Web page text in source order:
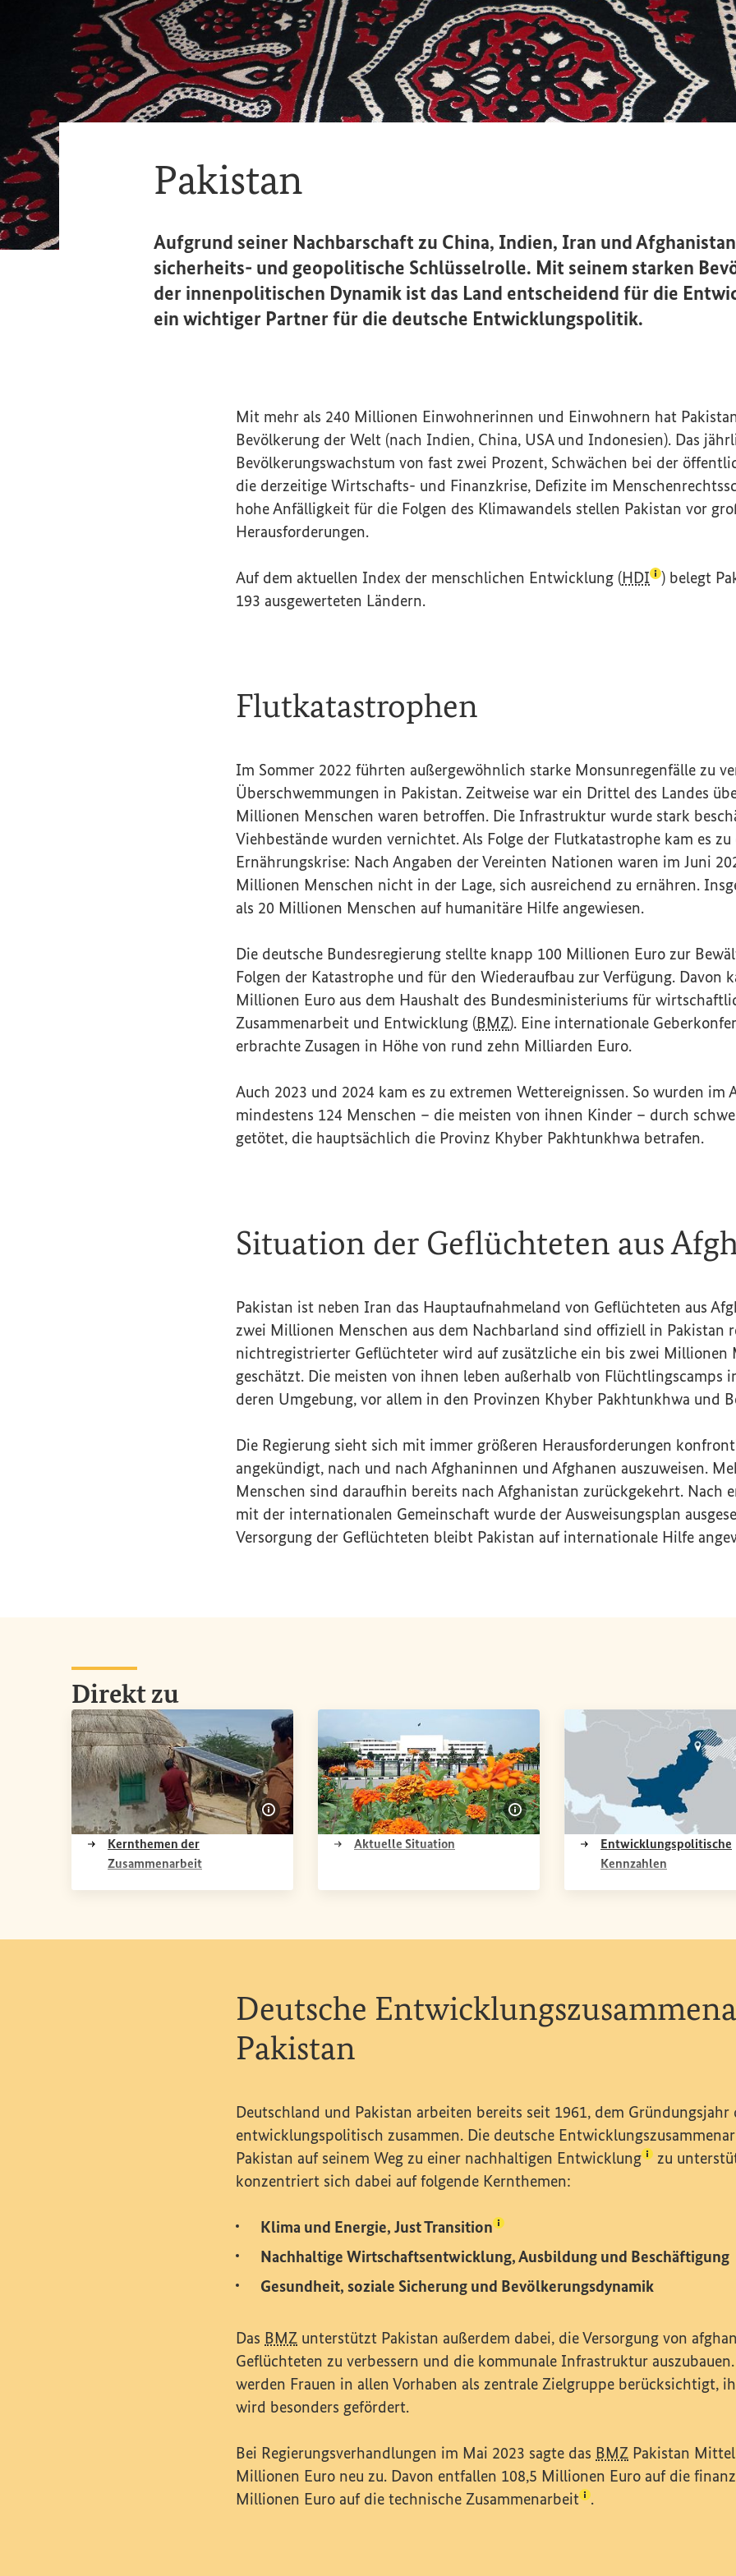
Pakistan
Aufgrund seiner Nachbarschaft zu China, Indien, Iran und
sicherheits- und geopolitische Schlüsselrolle. Mit seinem starken
der innenpolitischen Dynamik ist das Land entscheidend für die
ein wichtiger Partner für die deutsche Entwicklungspolitik.
Mit mehr als 240 Millionen Einwohnerinnen und Einwohnern hat
Bevölkerung der Welt (nach Indien, China, USA und Indonesien). Das
Bevölkerungswachstum von fast zwei Prozent, Schwächen bei der
die derzeitige Wirtschafts- und Finanzkrise, Defizite im
hohe Anfälligkeit für die Folgen des Klimawandels stellen Pakistan vor
Herausforderungen.
Auf dem aktuellen Index der menschlichen Entwicklung (HDI(Lexikon-
) belegt
193 ausgewerteten Ländern.
Flutkatastrophen
Im Sommer 2022 führten außergewöhnlich starke Monsunregenfälle zu
Überschwemmungen in Pakistan. Zeitweise war ein Drittel des Landes
Millionen Menschen waren betroffen. Die Infrastruktur wurde stark
Viehbestände wurden vernichtet. Als Folge der Flutkatastrophe kam es zu
Ernährungskrise: Nach Angaben der Vereinten Nationen waren im Juni
Millionen Menschen nicht in der Lage, sich ausreichend zu ernähren.
als 20 Millionen Menschen auf humanitäre Hilfe angewiesen.
Die deutsche Bundesregierung stellte knapp 100 Millionen Euro zur
Folgen der Katastrophe und für den Wiederaufbau zur Verfügung. Davon
Millionen Euro aus dem Haushalt des Bundesministeriums für
Zusammenarbeit und Entwicklung (BMZ). Eine internationale
erbrachte Zusagen in Höhe von rund zehn Milliarden Euro.
Auch 2023 und 2024 kam es zu extremen Wettereignissen. So wurden im
mindestens 124 Menschen – die meisten von ihnen Kinder – durch
getötet, die hauptsächlich die Provinz Khyber Pakhtunkhwa betrafen.
Situation der Geflüchteten aus
Pakistan ist neben Iran das Hauptaufnahmeland von Geflüchteten aus
zwei Millionen Menschen aus dem Nachbarland sind offiziell in Pakistan
nichtregistrierter Geflüchteter wird auf zusätzliche ein bis zwei Millionen
geschätzt. Die meisten von ihnen leben außerhalb von Flüchtlingscamps
deren Umgebung, vor allem in den Provinzen Khyber Pakhtunkhwa und
Die Regierung sieht sich mit immer größeren Herausforderungen
angekündigt, nach und nach Afghaninnen und Afghanen auszuweisen.
Menschen sind daraufhin bereits nach Afghanistan zurückgekehrt. Nach
mit der internationalen Gemeinschaft wurde der Ausweisungsplan
Versorgung der Geflüchteten bleibt Pakistan auf internationale Hilfe
Direkt zu
Kernthemen der
Zusammenarbeit(Externer Link)
Bildinformationen einblenden
Aktuelle Situation
Bildinformationen einblenden
Entwicklungspolitische
Kennzahlen
Deutsche
Pakistan
Deutschland und Pakistan arbeiten bereits seit 1961, dem Gründungsjahr
entwicklungspolitisch zusammen. Die deutsche
Pakistan auf seinem Weg zu einer nachhaltigen Entwicklung(Lexikon-
zu
konzentriert sich dabei auf folgende Kernthemen:
Klima und Energie, Just Transition(Lexikon-Eintrag zum Begriff
Nachhaltige Wirtschaftsentwicklung, Ausbildung und Beschäftigung
Gesundheit, soziale Sicherung und Bevölkerungsdynamik
Das BMZ unterstützt Pakistan außerdem dabei, die Versorgung von
Geflüchteten zu verbessern und die kommunale Infrastruktur
werden Frauen in allen Vorhaben als zentrale Zielgruppe berücksichtigt,
wird besonders gefördert.
Bei Regierungsverhandlungen im Mai 2023 sagte das BMZ Pakistan
Millionen Euro neu zu. Davon entfallen 108,5 Millionen Euro auf die
Millionen Euro auf die technische Zusammenarbeit(Lexikon-Eintrag zum
.